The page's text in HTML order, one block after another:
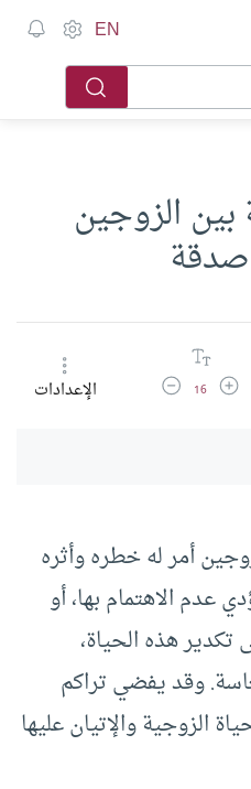
EN
الزوجين
زيادة حجم الخط
16 تقليل حجم الخطالإعدادات
أمر له خطره وأثره
عدم الاهتمام بها، أو
هذه الحياة،
وقد يفضي تراكم
الزوجية والإتيان عليها